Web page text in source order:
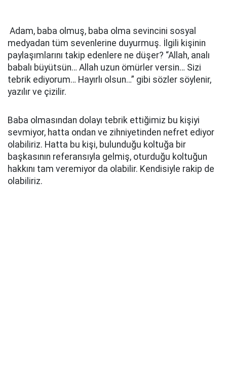
Adam, baba olmuş, baba olma sevincini sosyal
medyadan tüm sevenlerine duyurmuş. İlgili kişinin
paylaşımlarını takip edenlere ne düşer? “Allah, analı
babalı büyütsün… Allah uzun ömürler versin… Sizi
tebrik ediyorum… Hayırlı olsun…” gibi sözler söylenir,
yazılır ve çizilir.
Baba olmasından dolayı tebrik ettiğimiz bu kişiyi
sevmiyor, hatta ondan ve zihniyetinden nefret ediyor
olabiliriz. Hatta bu kişi, bulunduğu koltuğa bir
başkasının referansıyla gelmiş, oturduğu koltuğun
hakkını tam veremiyor da olabilir. Kendisiyle rakip de
olabiliriz.